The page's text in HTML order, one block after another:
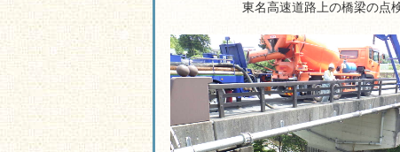
東名高速道路上の橋梁の点